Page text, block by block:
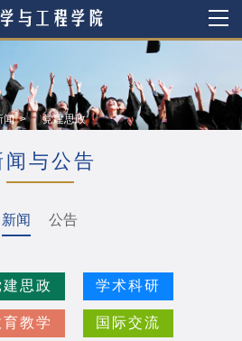
闻 党建思政
闻与公告
新闻 公告
建思政 学术科研
育教学 国际交流